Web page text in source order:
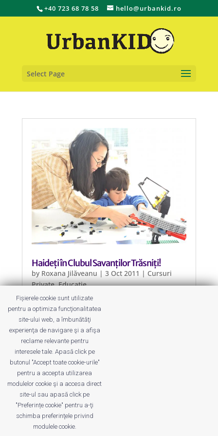
+40 723 68 78 58 hello@urbankid.ro
Select Page
Haideți în Clubul Savanților Trăsniți!
by Roxana Jilăveanu | 3 Oct 2011 | Cursuri
Private,Educație
Clubul Savanților Trăsniți este de
fapt un club al copiilor pus la cale de
Muzeul Antipa, iar cursurile sunt la
fel de trăsnite, pe cât de educative!
Despre noi Publicitate
Privacy
Fișierele cookie sunt utilizate
pentru a optimiza funcţionalitatea
site-ului web, a îmbunătăţi
experienţa de navigare şi a afişa
reclame relevante pentru
interesele tale. Apasă click pe
butonul "Accept toate cookie-urile"
pentru a accepta utilizarea
modulelor cookie şi a accesa direct
site-ul sau apasă click pe
"Preferințe cookie" pentru a-ţi
schimba preferinţele privind
modulele cookie.